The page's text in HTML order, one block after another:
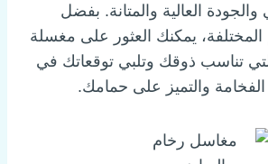
والجودة العالية والمتانة. بفضل
المختلفة، يمكنك العثور على مغسلة
تناسب ذوقك وتلبي توقعاتك في
والتميز على حمامك.